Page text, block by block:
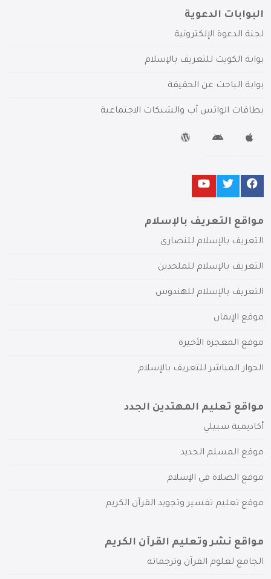
البوابات الدعوية
لجنة الدعوة الإلكترونية
بوابة الكويت للتعريف بالإسلام
بوابة الباحث عن الحقيقة
بطاقات الواتس آب والشبكات الاجتماعية
مواقع التعريف بالإسلام
التعريف بالإسلام للنصارى
التعريف بالإسلام للملحدين
التعريف بالإسلام للهندوس
موقع الإيمان
موقع المعجزة الأخيرة
الحوار المباشر للتعريف بالإسلام
مواقع تعليم المهتدين الجدد
أكاديمية سبيلي
موقع المسلم الجديد
موقع الصلاة في الإسلام
موقع تعليم تفسير وتجويد القرآن الكريم
مواقع نشر وتعليم القرآن الكريم
الجامع لعلوم القرآن وترجماته